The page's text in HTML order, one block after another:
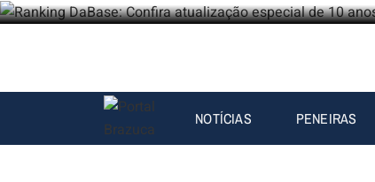
NOTÍCIAS PENEIRAS